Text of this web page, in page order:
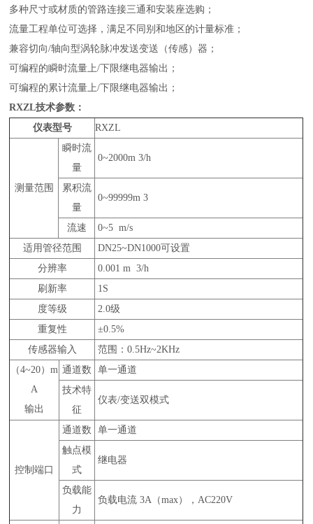
多种尺寸或材质的管路连接三通和安装座选购；
流量工程单位可选择，满足不同别和地区的计量标准；
兼容切向/轴向型涡轮脉冲发送变送（传感）器；
可编程的瞬时流量上/下限继电器输出；
可编程的累计流量上/下限继电器输出；
RXZL技术参数 ：
仪表型号
RXZL
测量范围
瞬时流
量
0~2000m 3/h
累积流
量
0~99999m 3
流速
0~5 m/s
适用管径范围
DN25~DN1000可设置
分辨率
0.001 m 3/h
刷新率
1S
度等级
2.0级
重复性
±0.5%
传感器输入
范围：0.5Hz~2KHz
（4~20）m
A
输出
通道数
单一通道
技术特
征
仪表/变送双模式
控制端口
通道数
单一通道
触点模
式
继电器
负载能
力
负载电流 3A（max），AC220V